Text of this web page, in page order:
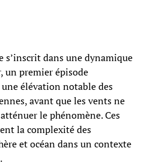
s’inscrit dans une dynamique
un premier épisode
élévation notable des
avant que les vents ne
le phénomène. Ces
la complexité des
et océan dans un contexte